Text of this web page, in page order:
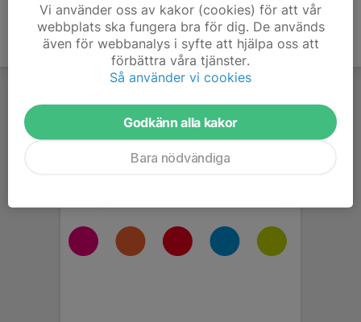
Vi använder oss av kakor (cookies) för att vår
webbplats ska fungera bra för dig. De används
även för webbanalys i syfte att hjälpa oss att
förbättra våra tjänster.
Så använder vi cookies
Godkänn alla kakor
Bara nödvändiga